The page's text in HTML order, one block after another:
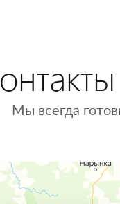
Мы всегда